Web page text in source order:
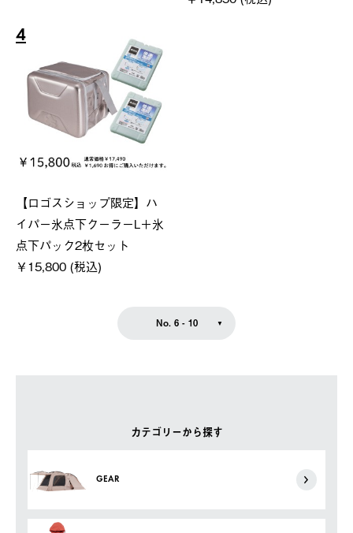
カテゴリーから探す
GEAR
4
【ロゴスショップ限定】ハ
イパー氷点下クーラーL＋氷
点下パック2枚セット
￥15,800 (税込)
No. 6 - 10